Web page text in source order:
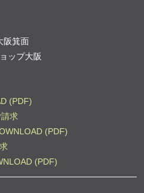
阪箕面
ップ大阪
(PDF)
求
(PDF)
(PDF)